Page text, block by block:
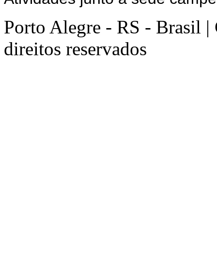
Porto Alegre - RS - Brasil
direitos reservados